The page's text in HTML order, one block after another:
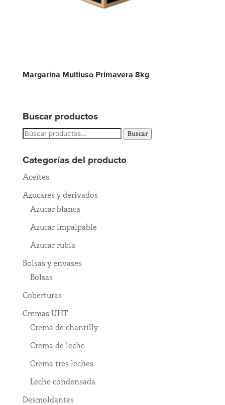
Margarina Multiuso Primavera 8kg
Buscar productos
Buscar
Buscar
Categorías del producto
Aceites
Azucares y derivados
Azucar blanca
Azucar impalpable
Azucar rubia
Bolsas y envases
Bolsas
Coberturas
Cremas UHT
Crema de chantilly
Crema de leche
Crema tres leches
Leche condensada
Desmoldantes